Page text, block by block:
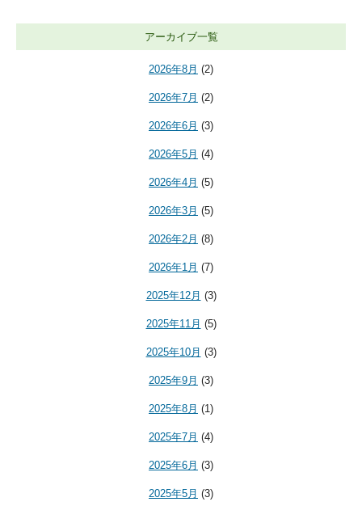
アーカイブ一覧
2026年8月 (2)
2026年7月 (2)
2026年6月 (3)
2026年5月 (4)
2026年4月 (5)
2026年3月 (5)
2026年2月 (8)
2026年1月 (7)
2025年12月 (3)
2025年11月 (5)
2025年10月 (3)
2025年9月 (3)
2025年8月 (1)
2025年7月 (4)
2025年6月 (3)
2025年5月 (3)